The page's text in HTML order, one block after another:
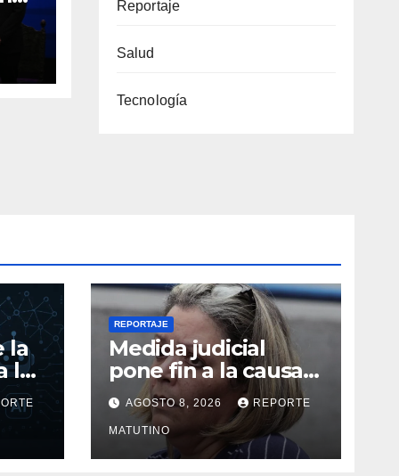
Reportaje
Salud
Tecnología
la
la
REPORTAJE
Medida judicial
pone fin a la causa
contra la exjuex
Afiuni
AGOSTO 8, 2026 REPORTE
MATUTINO